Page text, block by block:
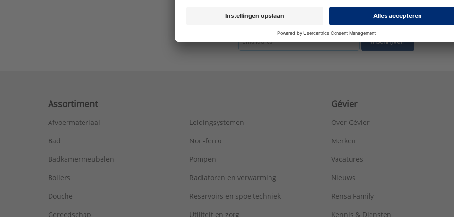
Afbouwdeel
Verlengset leverbaar:
Type: Premium
Hoekstopkraan
Ons laatste nieuws ontvangen omtrent productnieuws, acties en andere interessante zaken?
Inschrijven
Assortiment
Afvoermateriaal
Bad
Badkamermeubelen
Boilers
Douche
Gereedschap
Leidingsystemen
Non-ferro
Pompen
Radiatoren en verwarming
Reservoirs en spoeltechniek
Utiliteit en zorg
Gévier
Over Gévier
Merken
Vacatures
Nieuws
Rensa Family
Kennis & Diensten